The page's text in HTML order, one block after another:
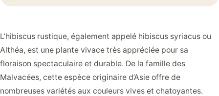
L’hibiscus rustique, également appelé hibiscus syriacus ou
Althéa, est une plante vivace très appréciée pour sa
floraison spectaculaire et durable. De la famille des
Malvacées, cette espèce originaire d’Asie offre de
nombreuses variétés aux couleurs vives et chatoyantes.